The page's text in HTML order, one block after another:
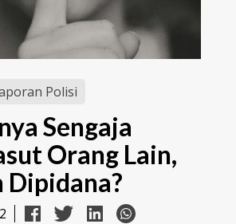
Polisi
Sengaja
Orang Lain,
Dipidana?